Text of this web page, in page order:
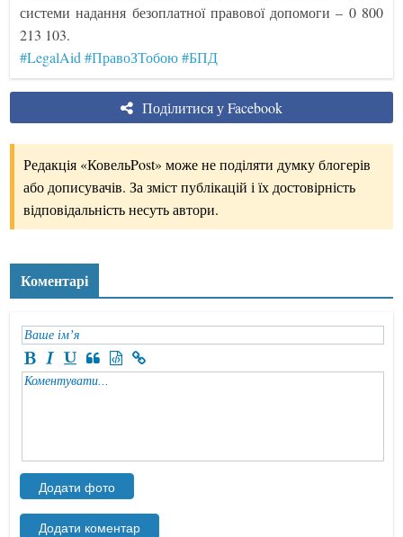
системи надання безоплатної правової допомоги – 0 800
213 103.
#LegalAid #ПравоЗТобою #БПД
Поділитися у Facebook
Редакція «КовельPost» може не поділяти думку блогерів
або дописувачів. За зміст публікацій і їх достовірність
відповідальність несуть автори.
Коментарі